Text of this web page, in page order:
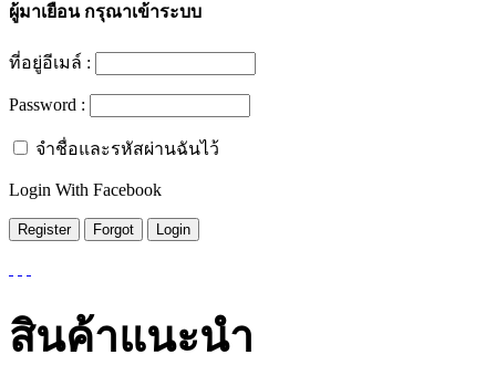
ผู้มาเยือนกรุณาเข้าระบบ
ที่อยู่อีเมล์ :
Password :
จำชื่อและรหัสผ่านฉันไว้
Login With Facebook
สินค้าแนะนำ